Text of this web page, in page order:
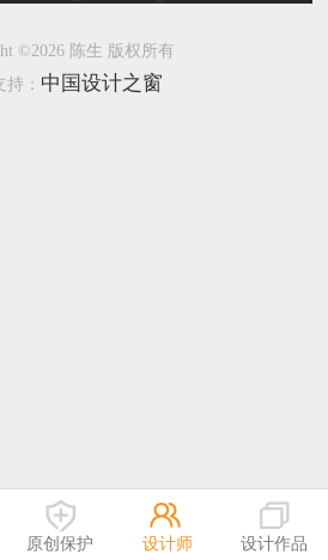
用户作品已成功备案！
用户作品已成功备案！
©2026 陈生 版权所有
： 中国设计之窗
原创保护 设计师 设计作品